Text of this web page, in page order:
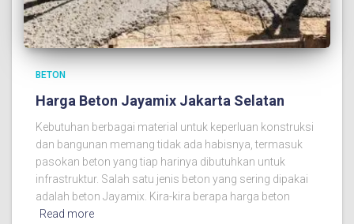
BETON
Harga Beton Jayamix Jakarta Selatan
Kebutuhan berbagai material untuk keperluan konstruksi
dan bangunan memang tidak ada habisnya, termasuk
pasokan beton yang tiap harinya dibutuhkan untuk
infrastruktur. Salah satu jenis beton yang sering dipakai
adalah beton Jayamix. Kira-kira berapa harga beton
Read more